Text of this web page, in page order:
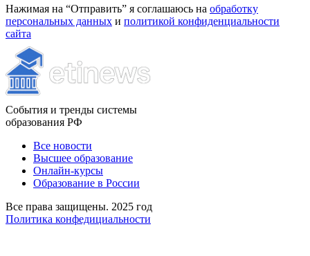
Нажимая на “Отправить” я соглашаюсь на обработку
персональных данных и политикой конфиденциальности
сайта
События и тренды системы
образования РФ
Все новости
Высшее образование
Онлайн-курсы
Образование в России
Все права защищены. 2025 год
Политика конфедициальности